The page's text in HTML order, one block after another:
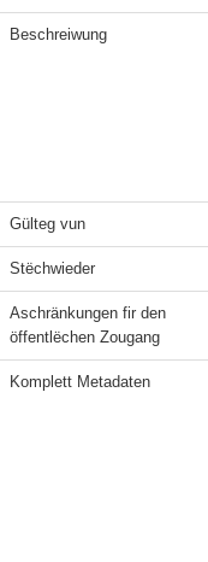
Beschreiwung
Gülteg vun
Stëchwieder
Aschränkungen fir den
öffentlëchen Zougang
Komplett Metadaten